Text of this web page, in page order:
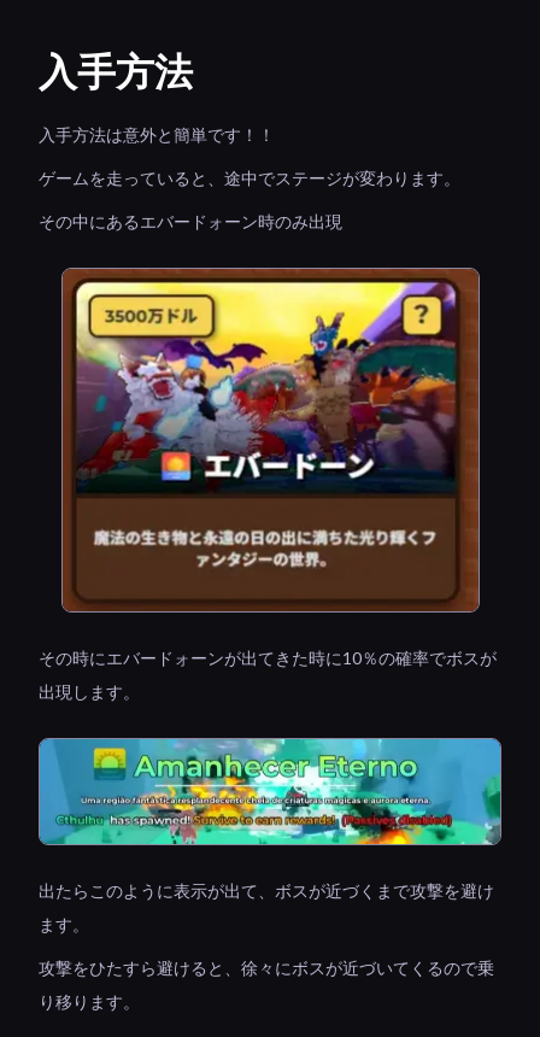
入手方法
入手方法は意外と簡単です！！
ゲームを走っていると、途中でステージが変わります。
その中にあるエバードォーン時のみ出現
その時にエバードォーンが出てきた時に10％の確率でボスが
出現します。
出たらこのように表示が出て、ボスが近づくまで攻撃を避け
ます。
攻撃をひたすら避けると、徐々にボスが近づいてくるので乗
り移ります。